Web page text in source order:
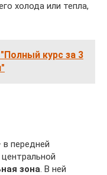
холода или тепла,
курс за 3
передней
зона. В ней